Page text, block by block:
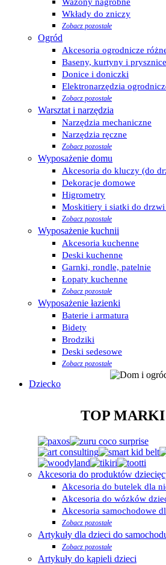
Wkłady do zniczy
Zobacz pozostałe
Ogród
Akcesoria ogrodnicze
Baseny, kurtyny i
Donice i doniczki
Elektronarzędzia
Zobacz pozostałe
Warsztat i narzędzia
Narzędzia mechaniczne
Narzędzia ręczne
Zobacz pozostałe
Wyposażenie domu
Akcesoria do kluczy (do
Dekoracje domowe
Higrometry
Moskitiery i siatki do
Zobacz pozostałe
Wyposażenie kuchnii
Akcesoria kuchenne
Deski kuchenne
Garnki, rondle, patelnie
Łopaty kuchenne
Zobacz pozostałe
Wyposażenie łazienki
Baterie i armatura
Bidety
Brodziki
Deski sedesowe
Zobacz pozostałe
Dziecko
TOP MARKI
Akcesoria do produktów
Akcesoria do butelek dla
Akcesoria do wózków
Akcesoria samochodowe
Zobacz pozostałe
Artykuły dla dzieci do
Zobacz pozostałe
Artykuły do kąpieli dzieci